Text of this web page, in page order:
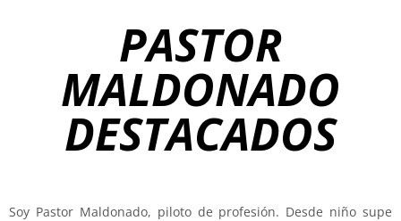
MALDONADO
Persona de gran impacto tanto
en Venezuela como en
Latinoamérica.
PASTOR
MALDONADO
DESTACADOS
Soy Pastor Maldonado, piloto de profesión. Desde niño supe